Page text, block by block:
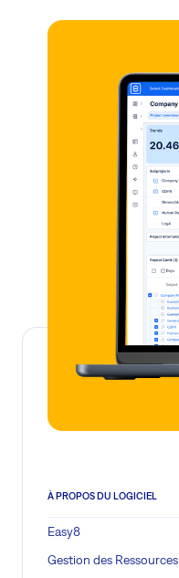
À PROPOS DU LOGICIEL
Easy8
Gestion des Ressources